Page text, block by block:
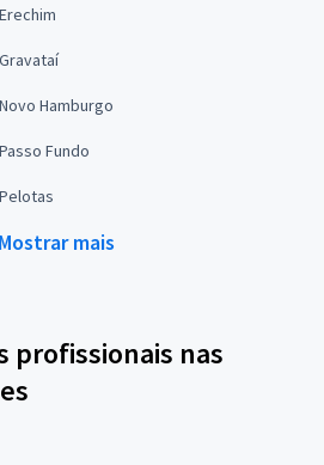
Hamburgo
Fundo
Mostrar mais
profissionais nas